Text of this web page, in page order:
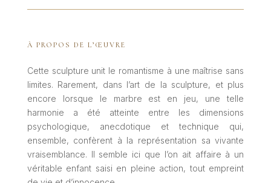
À PROPOS DE L’ŒUVRE
Cette sculpture unit le romantisme à une maîtrise sans
limites. Rarement, dans l’art de la sculpture, et plus
encore lorsque le marbre est en jeu, une telle
harmonie a été atteinte entre les dimensions
psychologique, anecdotique et technique qui,
ensemble, confèrent à la représentation sa vivante
vraisemblance. Il semble ici que l’on ait affaire à un
véritable enfant saisi en pleine action, tout empreint